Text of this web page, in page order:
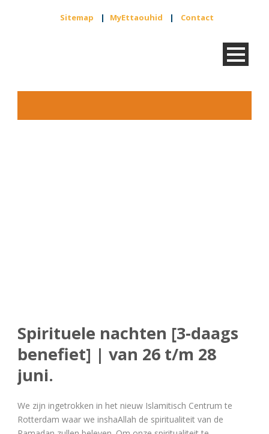
Sitemap | MyEttaouhid | Contact
Spirituele nachten [3-daags
benefiet] | van 26 t/m 28
juni.
We zijn ingetrokken in het nieuw Islamitisch Centrum te
Rotterdam waar we inshaAllah de spiritualiteit van de